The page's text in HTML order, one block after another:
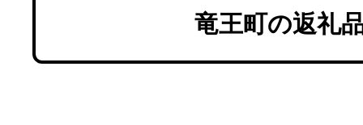
竜王町の返礼